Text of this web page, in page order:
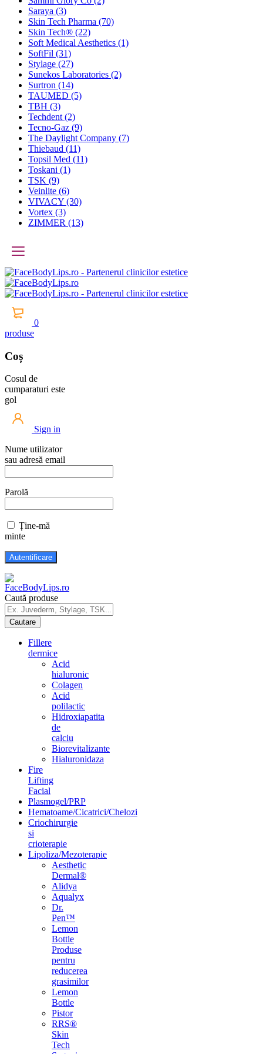
Saraya (3)
Skin Tech Pharma (70)
Skin Tech® (22)
Soft Medical Aesthetics (1)
SoftFil (31)
Stylage (27)
Sunekos Laboratories (2)
Surtron (14)
TAUMED (5)
TBH (3)
Techdent (2)
Tecno-Gaz (9)
The Daylight Company (7)
Thiebaud (11)
Topsil Med (11)
Toskani (1)
TSK (9)
Veinlite (6)
VIVACY (30)
Vortex (3)
ZIMMER (13)
0
produse
Coș
Cosul de
cumparaturi este
gol
Sign in
Nume utilizator
sau adresă email
Parolă
Ține-mă
minte
Caută produse
Fillere
dermice
Acid
hialuronic
Colagen
Acid
polilactic
Hidroxiapatita
de
calciu
Biorevitalizante
Hialuronidaza
Fire
Lifting
Facial
Plasmogel/PRP
Hematoame/Cicatrici/Chelozi
Criochirurgie
si
crioterapie
Lipoliza/Mezoterapie
Aesthetic
Dermal®
Alidya
Aqualyx
Dr.
Pen™
Lemon
Bottle
Produse
pentru
reducerea
grasimilor
Lemon
Bottle
Pistor
RRS®
Skin
Tech